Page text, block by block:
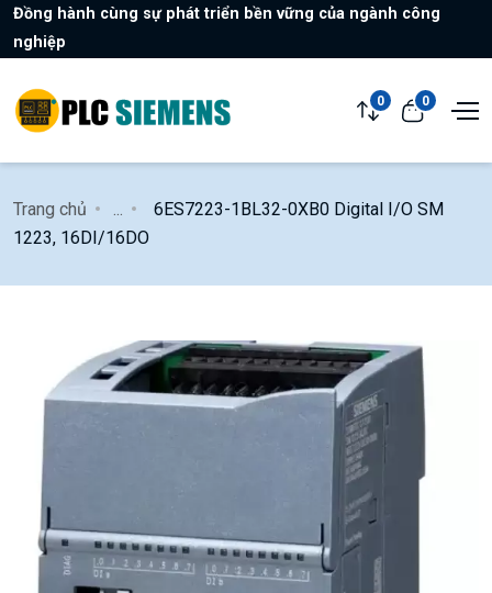
Đồng hành cùng sự phát triển bền vững của ngành công
nghiệp
0 0
Trang chủ
6ES7223-1BL32-0XB0 Digital I/O SM
1223, 16DI/16DO